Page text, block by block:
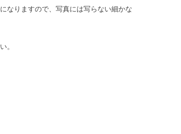
なりますので、写真には写らない細かな
。